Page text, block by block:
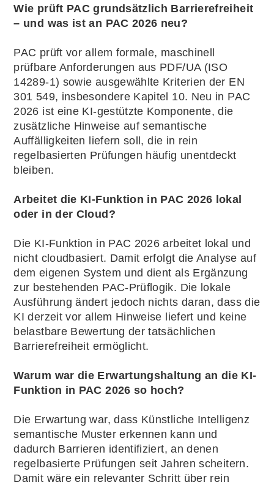
Wie prüft PAC grundsätzlich Barrierefreiheit
– und was ist an PAC 2026 neu?
PAC prüft vor allem formale, maschinell
prüfbare Anforderungen aus PDF/UA (ISO
14289-1) sowie ausgewählte Kriterien der EN
301 549, insbesondere Kapitel 10. Neu in PAC
2026 ist eine KI-gestützte Komponente, die
zusätzliche Hinweise auf semantische
Auffälligkeiten liefern soll, die in rein
regelbasierten Prüfungen häufig unentdeckt
bleiben.
Arbeitet die KI-Funktion in PAC 2026 lokal
oder in der Cloud?
Die KI-Funktion in PAC 2026 arbeitet lokal und
nicht cloudbasiert. Damit erfolgt die Analyse auf
dem eigenen System und dient als Ergänzung
zur bestehenden PAC-Prüflogik. Die lokale
Ausführung ändert jedoch nichts daran, dass die
KI derzeit vor allem Hinweise liefert und keine
belastbare Bewertung der tatsächlichen
Barrierefreiheit ermöglicht.
Warum war die Erwartungshaltung an die KI-
Funktion in PAC 2026 so hoch?
Die Erwartung war, dass Künstliche Intelligenz
semantische Muster erkennen kann und
dadurch Barrieren identifiziert, an denen
regelbasierte Prüfungen seit Jahren scheitern.
Damit wäre ein relevanter Schritt über rein